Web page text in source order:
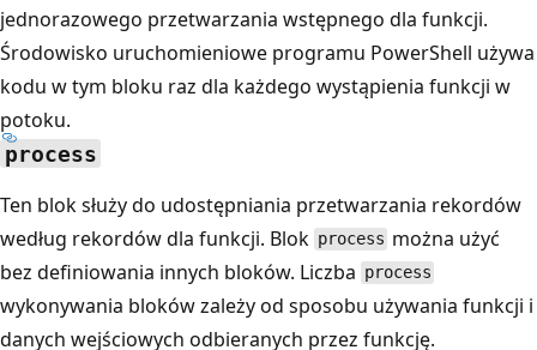
jednorazowego przetwarzania wstępnego dla funkcji.
Środowisko uruchomieniowe programu PowerShell używa
kodu w tym bloku raz dla każdego wystąpienia funkcji w
potoku.
process
Ten blok służy do udostępniania przetwarzania rekordów
według rekordów dla funkcji. Blok process można użyć
bez definiowania innych bloków. Liczba process
wykonywania bloków zależy od sposobu używania funkcji i
danych wejściowych odbieranych przez funkcję.